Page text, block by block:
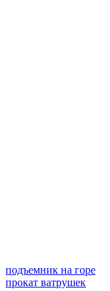
подъемник на горе
прокат ватрушек